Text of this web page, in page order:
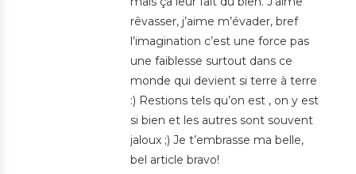
rêvasser, j’aime m’évader, bref
l’imagination c’est une force pas
une faiblesse surtout dans ce
monde qui devient si terre à terre
:) Restions tels qu’on est , on y est
si bien et les autres sont souvent
jaloux ;) Je t’embrasse ma belle,
bel article bravo!